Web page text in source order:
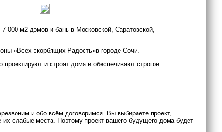
000 м2 домов и бань в Московской, Саратовской,
«Всех скорбящих Радость»в городе Сочи.
и строят дома и обеспечивают строгое
и обо всём договоримся. Вы выбираете проект,
слабые места. Поэтому проект вашего будущего дома будет